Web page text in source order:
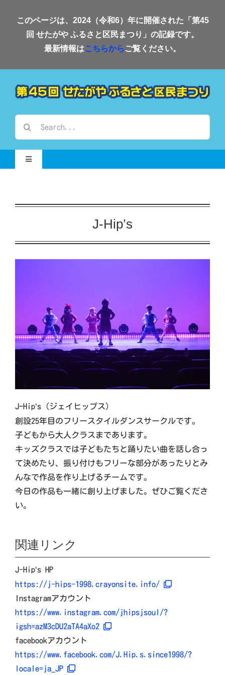
このページは、2024（令和6）年に開催された「第45
回 せたがや ふるさと区民まつり」の記録です。
最新情報はこちらから ご覧ください。
索
…
Toggle
Navigation
出店団体の紹介
アクセス
実行委員会について
J-Hip’s
JｰHip‘s（ジェイヒップス）
創設25年目のフリースタイルダンスサークルです。
子どもから大人クラスまであります。
キッズクラスでは子どもたちと踊りたい曲を話し合っ
て決めたり、振り付けもフリーな部分があったりとみ
んなで作品を作り上げるチームです。
今日の作品も一緒に創り上げました。ぜひご覧くださ
い。
関連リンク
J-Hip‘s HP
https://j-hips-1998.crayonsite.info/
Instagramアカウント
https://www.instagram.com/jhipsjsoul/?
igsh=azM3cDU2aTA4aXo2
facebookアカウント
https://www.facebook.com/J.Hip.s.since1998/?
locale=ja_JP